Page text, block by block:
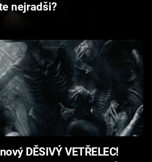
nejradši?
DĚSIVÝ VETŘELEC!